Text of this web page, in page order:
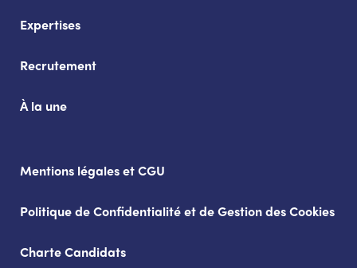
Expertises
Recrutement
À la une
Mentions légales et CGU
Politique de Confidentialité et de Gestion des Cookies
Charte Candidats